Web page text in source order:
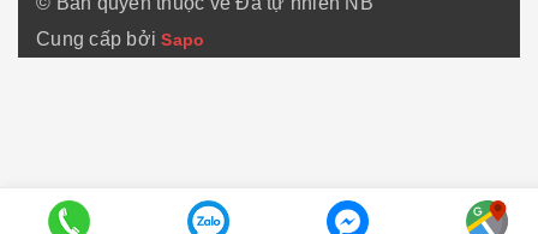
Cung cấp bởiSapo